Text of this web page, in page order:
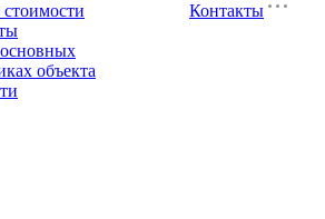
стоимости
объекта
Контакты